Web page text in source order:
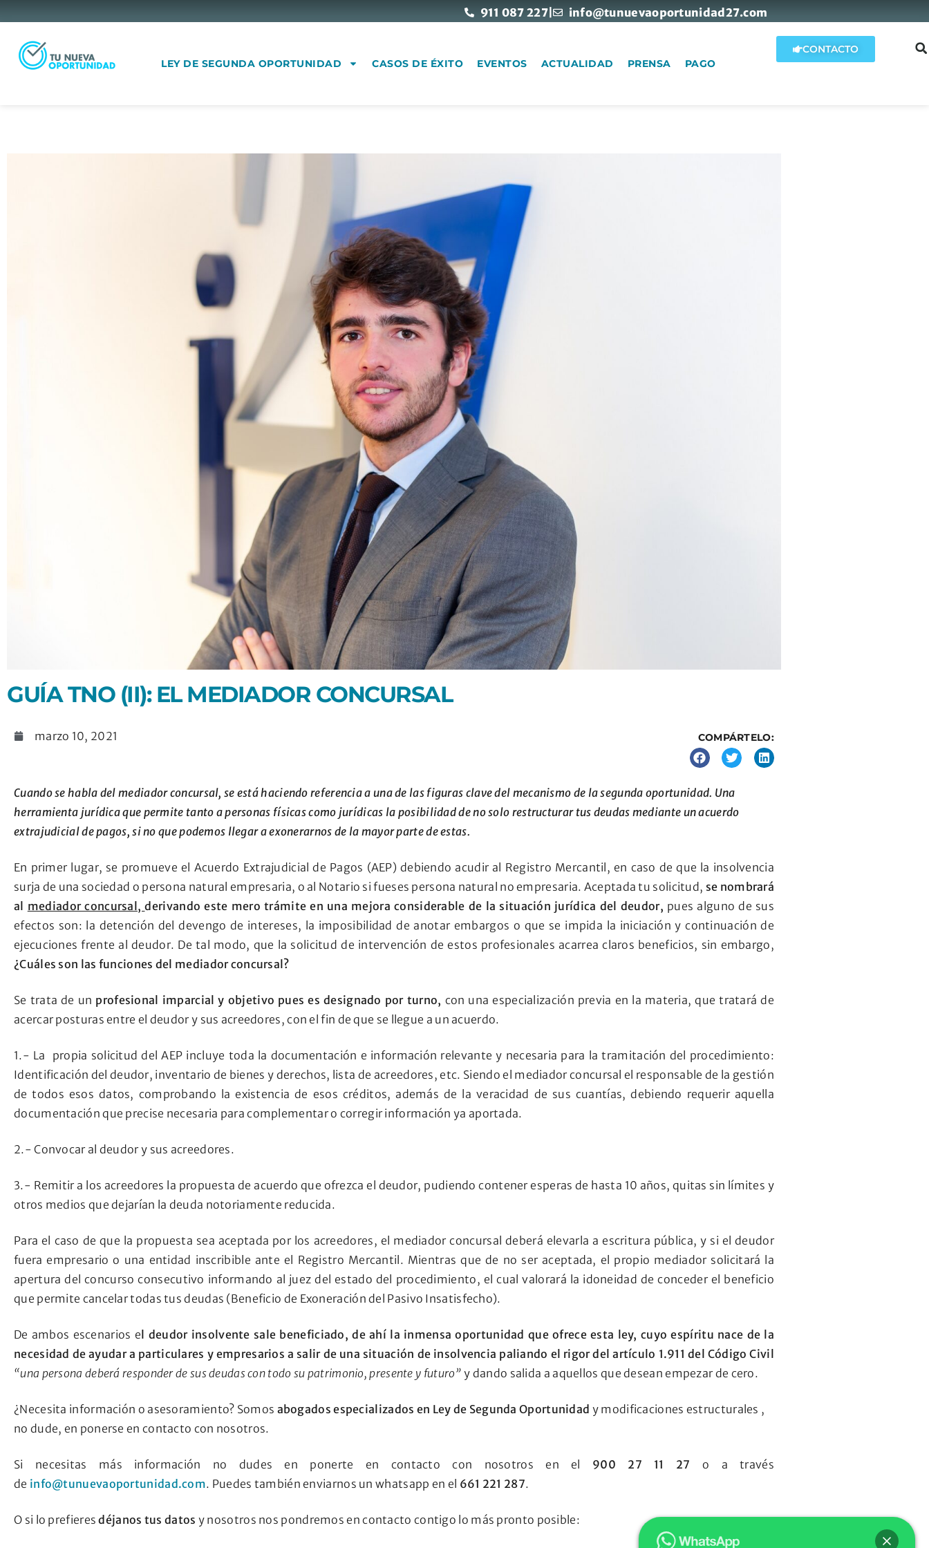
911 087 227| info@tunuevaoportunidad27.com
LEY DE SEGUNDA OPORTUNIDAD CASOS DE ÉXITO EVENTOS ACTUALIDAD PRENSA PAGO
CONTACTO
GUÍA TNO (II): EL MEDIADOR CONCURSAL
marzo 10, 2021 COMPÁRTELO:
Cuando se habla del mediador concursal, se está haciendo referencia a una de las figuras clave del mecanismo de la segunda oportunidad. Una
herramienta jurídica que permite tanto a personas físicas como jurídicas la posibilidad de no solo restructurar tus deudas mediante un acuerdo
extrajudicial de pagos, si no que podemos llegar a exonerarnos de la mayor parte de estas.
En primer lugar, se promueve el Acuerdo Extrajudicial de Pagos (AEP) debiendo acudir al Registro Mercantil, en caso de que la insolvencia
surja de una sociedad o persona natural empresaria, o al Notario si fueses persona natural no empresaria. Aceptada tu solicitud, se nombrará
al mediador concursal,derivando este mero trámite en una mejora considerable de la situación jurídica del deudor, pues alguno de sus
efectos son: la detención del devengo de intereses, la imposibilidad de anotar embargos o que se impida la iniciación y continuación de
ejecuciones frente al deudor. De tal modo, que la solicitud de intervención de estos profesionales acarrea claros beneficios, sin embargo,
¿Cuáles son las funciones del mediador concursal?
Se trata de un profesional imparcial y objetivo pues es designado por turno, con una especialización previa en la materia, que tratará de
acercar posturas entre el deudor y sus acreedores, con el fin de que se llegue a un acuerdo.
1.- La propia solicitud del AEP incluye toda la documentación e información relevante y necesaria para la tramitación del procedimiento:
Identificación del deudor, inventario de bienes y derechos, lista de acreedores, etc. Siendo el mediador concursal el responsable de la gestión
de todos esos datos, comprobando la existencia de esos créditos, además de la veracidad de sus cuantías, debiendo requerir aquella
documentación que precise necesaria para complementar o corregir información ya aportada.
2.- Convocar al deudor y sus acreedores.
3.- Remitir a los acreedores la propuesta de acuerdo que ofrezca el deudor, pudiendo contener esperas de hasta 10 años, quitas sin límites y
otros medios que dejarían la deuda notoriamente reducida.
Para el caso de que la propuesta sea aceptada por los acreedores, el mediador concursal deberá elevarla a escritura pública, y si el deudor
fuera empresario o una entidad inscribible ante el Registro Mercantil. Mientras que de no ser aceptada, el propio mediador solicitará la
apertura del concurso consecutivo informando al juez del estado del procedimiento, el cual valorará la idoneidad de conceder el beneficio
que permite cancelar todas tus deudas (Beneficio de Exoneración del Pasivo Insatisfecho).
De ambos escenarios e l deudor insolvente sale beneficiado, de ahí la inmensa oportunidad que ofrece esta ley, cuyo espíritu nace de la
necesidad de ayudar a particulares y empresarios a salir de una situación de insolvencia paliando el rigor del artículo 1.911 del Código Civil
“una persona deberá responder de sus deudas con todo su patrimonio, presente y futuro” y dando salida a aquellos que desean empezar de cero.
¿Necesita información o asesoramiento? Somos abogados especializados en Ley de Segunda Oportunidad y modificaciones estructurales ,
no dude, en ponerse en contacto con nosotros.
Si necesitas más información no dudes en ponerte en contacto con nosotros en el 900 27 11 27 o a través
de info@tunuevaoportunidad.com. Puedes también enviarnos un whatsapp en el 661 221 287.
O si lo prefieresdéjanos tus datos y nosotros nos pondremos en contacto contigo lo más pronto posible: